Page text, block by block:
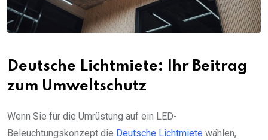
Deutsche Lichtmiete: Ihr Beitrag
zum Umweltschutz
Wenn Sie für die Umrüstung auf ein LED-
Beleuchtungskonzept die Deutsche Lichtmiete wählen,